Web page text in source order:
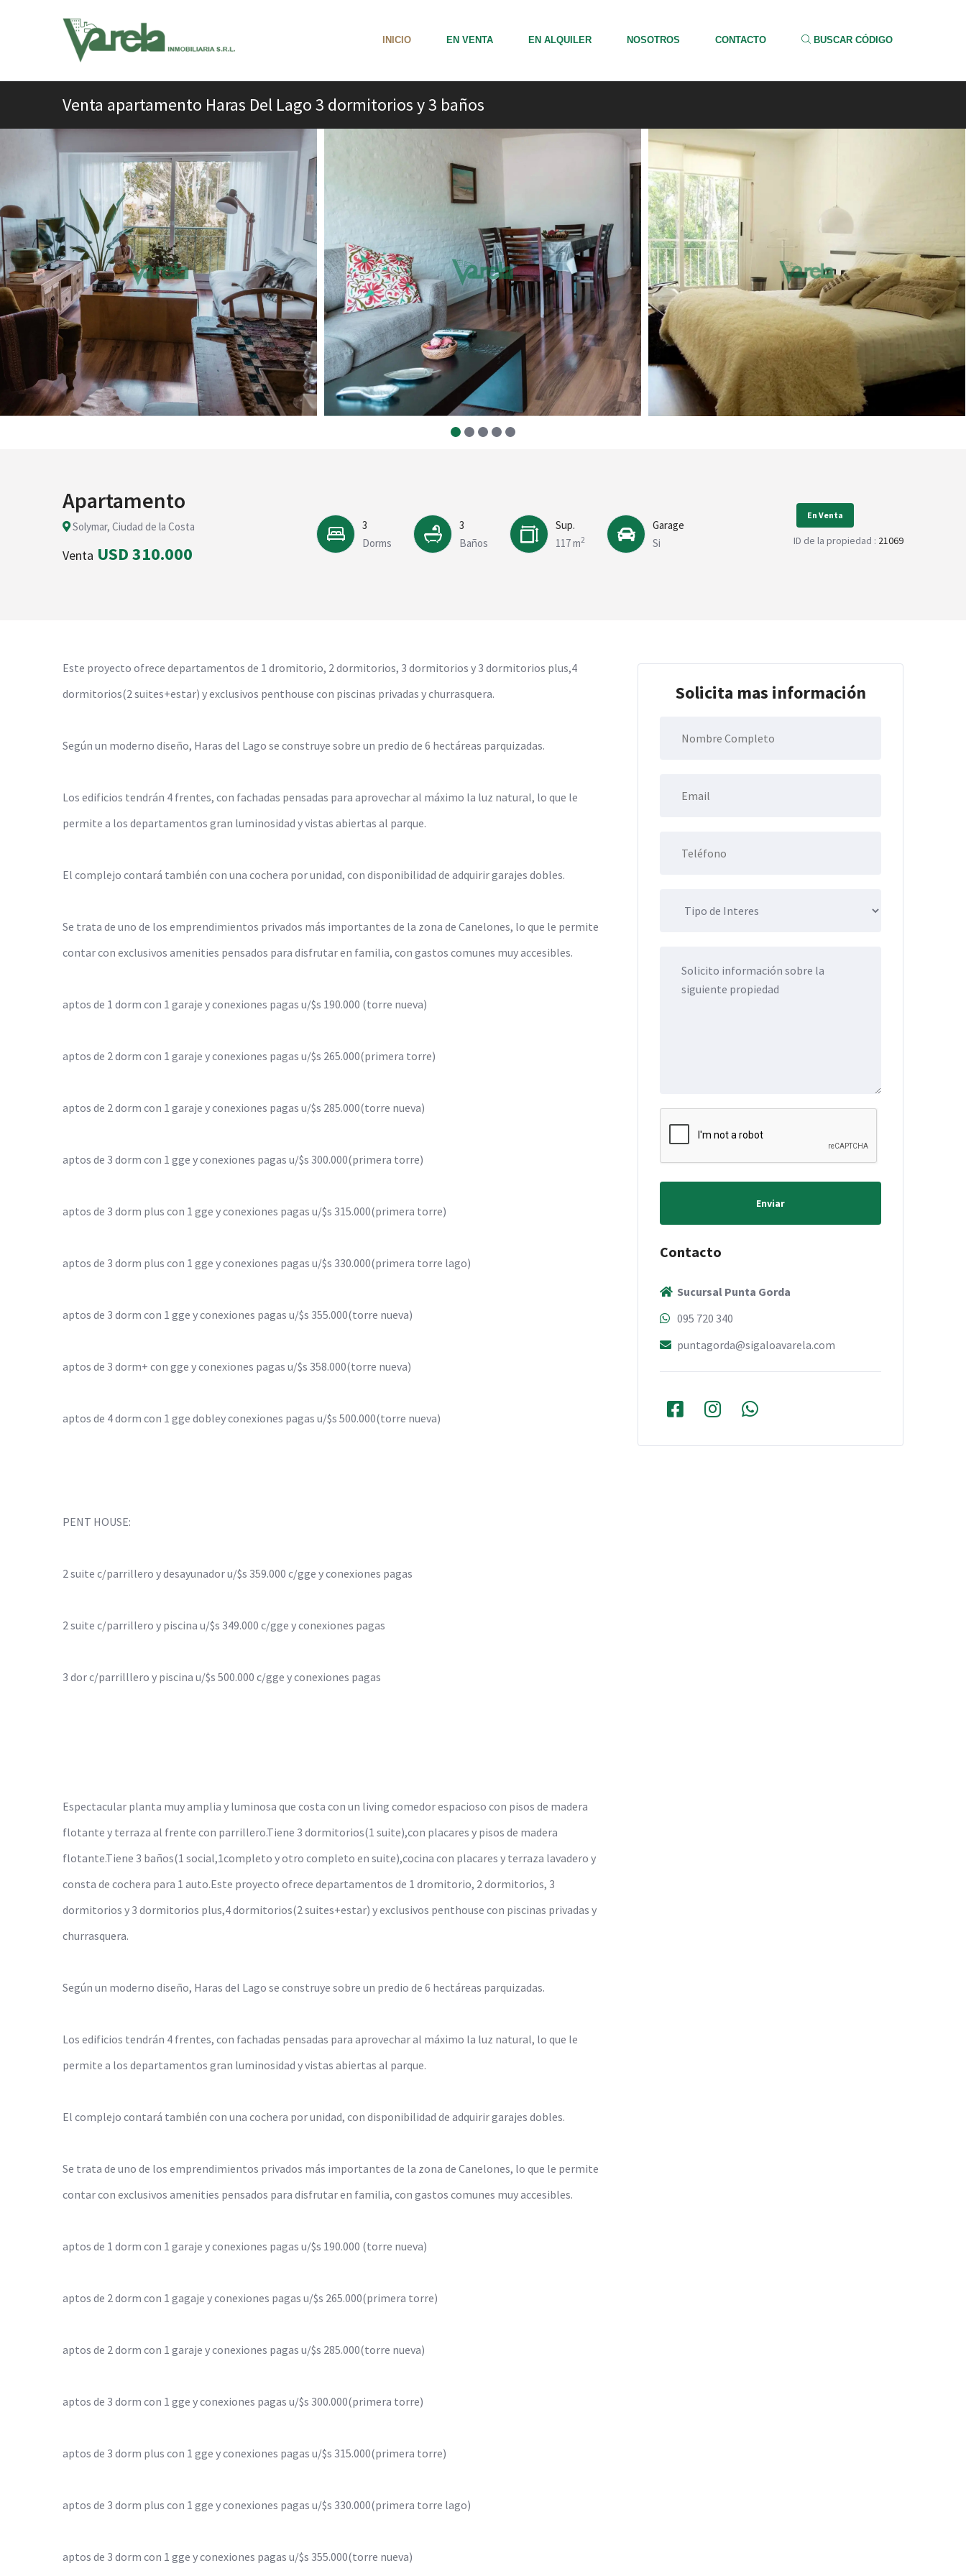
INICIO EN VENTA EN ALQUILER NOSOTROS CONTACTO BUSCAR CÓDIGO
Venta apartamento Haras Del Lago 3 dormitorios y 3 baños
Apartamento
Solymar, Ciudad de la Costa
Venta USD 310.000
3
Dorms
3
Baños
Sup.
117 m2
Garage
Si
En Venta
ID de la propiedad : 21069
Este proyecto ofrece departamentos de 1 dromitorio, 2 dormitorios, 3 dormitorios y 3 dormitorios plus,4
dormitorios(2 suites+estar) y exclusivos penthouse con piscinas privadas y churrasquera.
Según un moderno diseño, Haras del Lago se construye sobre un predio de 6 hectáreas parquizadas.
Los edificios tendrán 4 frentes, con fachadas pensadas para aprovechar al máximo la luz natural, lo que le
permite a los departamentos gran luminosidad y vistas abiertas al parque.
El complejo contará también con una cochera por unidad, con disponibilidad de adquirir garajes dobles.
Se trata de uno de los emprendimientos privados más importantes de la zona de Canelones, lo que le permite
contar con exclusivos amenities pensados para disfrutar en familia, con gastos comunes muy accesibles.
aptos de 1 dorm con 1 garaje y conexiones pagas u/$s 190.000 (torre nueva)
aptos de 2 dorm con 1 garaje y conexiones pagas u/$s 265.000(primera torre)
aptos de 2 dorm con 1 garaje y conexiones pagas u/$s 285.000(torre nueva)
aptos de 3 dorm con 1 gge y conexiones pagas u/$s 300.000(primera torre)
aptos de 3 dorm plus con 1 gge y conexiones pagas u/$s 315.000(primera torre)
aptos de 3 dorm plus con 1 gge y conexiones pagas u/$s 330.000(primera torre lago)
aptos de 3 dorm con 1 gge y conexiones pagas u/$s 355.000(torre nueva)
aptos de 3 dorm+ con gge y conexiones pagas u/$s 358.000(torre nueva)
aptos de 4 dorm con 1 gge dobley conexiones pagas u/$s 500.000(torre nueva)
PENT HOUSE:
2 suite c/parrillero y desayunador u/$s 359.000 c/gge y conexiones pagas
2 suite c/parrillero y piscina u/$s 349.000 c/gge y conexiones pagas
3 dor c/parrilllero y piscina u/$s 500.000 c/gge y conexiones pagas
Espectacular planta muy amplia y luminosa que costa con un living comedor espacioso con pisos de madera
flotante y terraza al frente con parrillero.Tiene 3 dormitorios(1 suite),con placares y pisos de madera
flotante.Tiene 3 baños(1 social,1completo y otro completo en suite),cocina con placares y terraza lavadero y
consta de cochera para 1 auto.Este proyecto ofrece departamentos de 1 dromitorio, 2 dormitorios, 3
dormitorios y 3 dormitorios plus,4 dormitorios(2 suites+estar) y exclusivos penthouse con piscinas privadas y
churrasquera.
Según un moderno diseño, Haras del Lago se construye sobre un predio de 6 hectáreas parquizadas.
Los edificios tendrán 4 frentes, con fachadas pensadas para aprovechar al máximo la luz natural, lo que le
permite a los departamentos gran luminosidad y vistas abiertas al parque.
El complejo contará también con una cochera por unidad, con disponibilidad de adquirir garajes dobles.
Se trata de uno de los emprendimientos privados más importantes de la zona de Canelones, lo que le permite
contar con exclusivos amenities pensados para disfrutar en familia, con gastos comunes muy accesibles.
aptos de 1 dorm con 1 garaje y conexiones pagas u/$s 190.000 (torre nueva)
aptos de 2 dorm con 1 gagaje y conexiones pagas u/$s 265.000(primera torre)
aptos de 2 dorm con 1 garaje y conexiones pagas u/$s 285.000(torre nueva)
aptos de 3 dorm con 1 gge y conexiones pagas u/$s 300.000(primera torre)
aptos de 3 dorm plus con 1 gge y conexiones pagas u/$s 315.000(primera torre)
aptos de 3 dorm plus con 1 gge y conexiones pagas u/$s 330.000(primera torre lago)
aptos de 3 dorm con 1 gge y conexiones pagas u/$s 355.000(torre nueva)
Solicita mas información
Enviar
Contacto
Sucursal Punta Gorda
095 720 340
puntagorda@sigaloavarela.com